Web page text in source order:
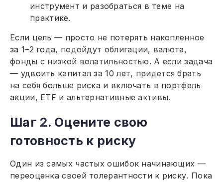
инструмент и разобраться в теме на
практике.
Если цель — просто не потерять накопленное
за 1–2 года, подойдут облигации, валюта,
фонды с низкой волатильностью. А если задача
— удвоить капитал за 10 лет, придется брать
на себя больше риска и включать в портфель
акции, ETF и альтернативные активы.
Шаг 2. Оцените свою
готовность к риску
Один из самых частых ошибок начинающих —
переоценка своей толерантности к риску. Пока